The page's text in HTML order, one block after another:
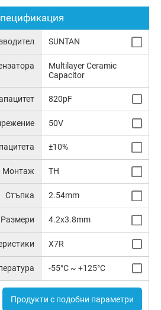
SUNTAN
Multilayer Ceramic
Capacitor
820pF
50V
±10%
Монтаж TH
Стъпка 2.54mm
Размери 4.2x3.8mm
X7R
-55°C ~ +125°C
Продукти с подобни параметри